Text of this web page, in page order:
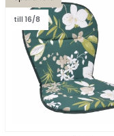
till 16/8